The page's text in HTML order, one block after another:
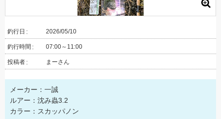
釣行日 2026/05/10
釣行時間 07:00～11:00
投稿者 まーさん
メーカー：一誠
ルアー：沈み蟲3.2
カラー：スカッパノン